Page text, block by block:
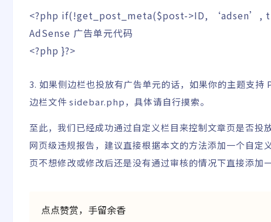
<?php if(!get_post_meta($post->ID, ‘adsen’ ,
AdSense 广告单元代码
<?php }?>
3. 如果侧边栏也投放有广告单元的话，如果你的主题支持
边栏文件 sidebar.php，具体请自行摸索。
至此，我们已经成功通过自定义栏目来控制文章页是否
网页级违规报告，建议直接根据本文的方法添加一个自
页不想修改或修改后还是没有通过审核的情况下直接添加
点点赞赏，手留余香